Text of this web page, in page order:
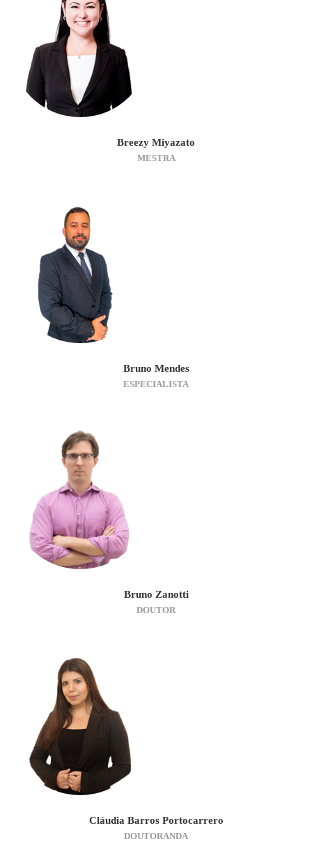
Breezy Miyazato
MESTRA
Bruno Mendes
ESPECIALISTA
Bruno Zanotti
DOUTOR
Cláudia Barros Portocarrero
DOUTORANDA